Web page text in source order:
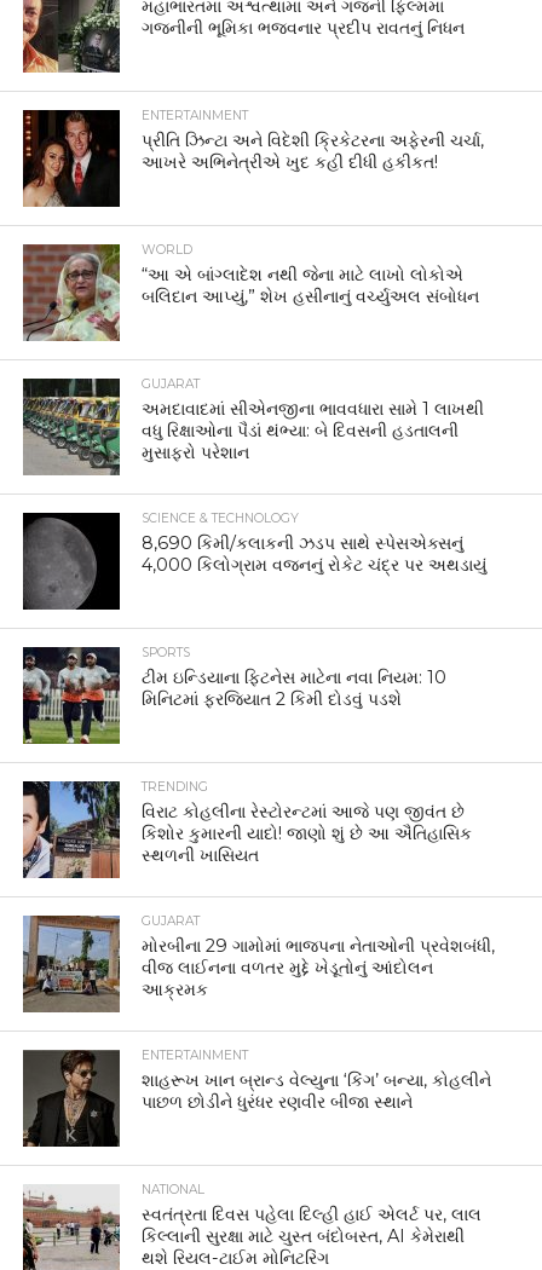
મહાભારતમાં અશ્વત્થામા અને ગજની ફિલ્મમાં
ગજનીની ભૂમિકા ભજવનાર પ્રદીપ રાવતનું નિધન
ENTERTAINMENT
પ્રીતિ ઝિન્ટા અને વિદેશી ક્રિકેટરના અફેરની ચર્ચા,
આખરે અભિનેત્રીએ ખુદ કહી દીધી હકીકત!
WORLD
“આ એ બાંગ્લાદેશ નથી જેના માટે લાખો લોકોએ
બલિદાન આપ્યું,” શેખ હસીનાનું વર્ચ્યુઅલ સંબોધન
GUJARAT
અમદાવાદમાં સીએનજીના ભાવવધારા સામે 1 લાખથી
વધુ રિક્ષાઓના પૈડાં થંભ્યા: બે દિવસની હડતાલની
મુસાફરો પરેશાન
SCIENCE & TECHNOLOGY
8,690 કિમી/કલાકની ઝડપ સાથે સ્પેસએક્સનું
4,000 કિલોગ્રામ વજનનું રોકેટ ચંદ્ર પર અથડાયું
SPORTS
ટીમ ઇન્ડિયાના ફિટનેસ માટેના નવા નિયમ: 10
મિનિટમાં ફરજિયાત 2 કિમી દોડવું પડશે
TRENDING
વિરાટ કોહલીના રેસ્ટોરન્ટમાં આજે પણ જીવંત છે
કિશોર કુમારની યાદો! જાણો શું છે આ ઐતિહાસિક
સ્થળની ખાસિયત
GUJARAT
મોરબીના 29 ગામોમાં ભાજપના નેતાઓની પ્રવેશબંધી,
વીજ લાઈનના વળતર મુદ્દે ખેડૂતોનું આંદોલન
આક્રમક
ENTERTAINMENT
શાહરૂખ ખાન બ્રાન્ડ વેલ્યુના ‘કિંગ’ બન્યા, કોહલીને
પાછળ છોડીને ધુરંધર રણવીર બીજા સ્થાને
NATIONAL
સ્વતંત્રતા દિવસ પહેલા દિલ્હી હાઈ એલર્ટ પર, લાલ
કિલ્લાની સુરક્ષા માટે ચુસ્ત બંદોબસ્ત, AI કેમેરાથી
થશે રિયલ-ટાઈમ મોનિટરિંગ